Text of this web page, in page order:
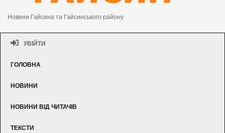
Новини Гайсина та Гайсинського району
УВІЙТИ
ГОЛОВНА
НОВИНИ
НОВИНИ ВІД ЧИТАЧІВ
ТЕКСТИ